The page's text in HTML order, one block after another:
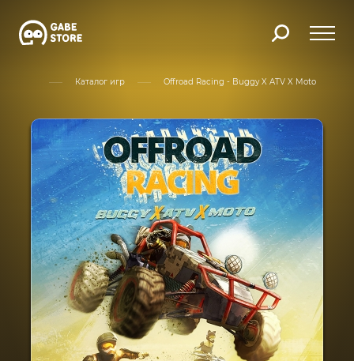
Каталог игр Offroad Racing - Buggy X ATV X Moto